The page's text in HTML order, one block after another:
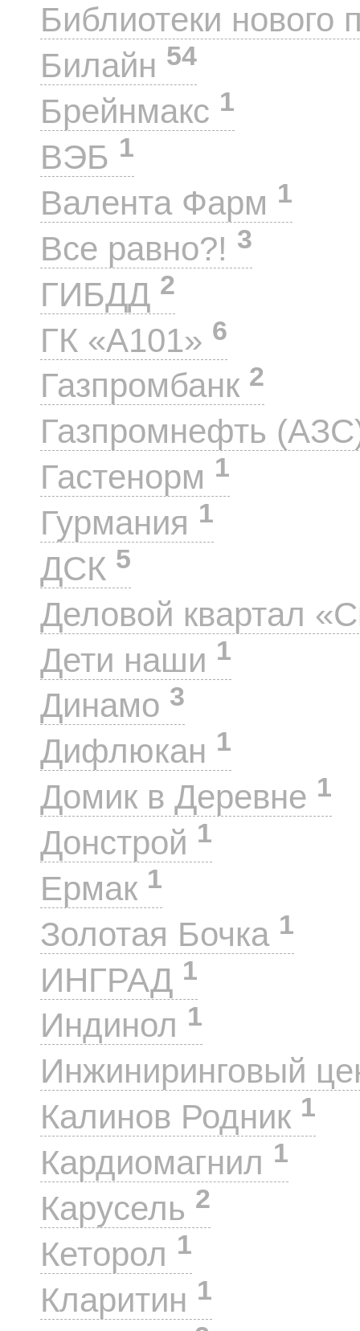
Библиотеки нового
Билайн 54
Брейнмакс 1
ВЭБ 1
Валента Фарм 1
Все равно?! 3
ГИБДД 2
ГК «А101» 6
Газпромбанк 2
Газпромнефть
Гастенорм 1
Гурмания 1
ДСК 5
Деловой квартал
Дети наши 1
Динамо 3
Дифлюкан 1
Домик в Деревне 1
Донстрой 1
Ермак 1
Золотая Бочка 1
ИНГРАД 1
Индинол 1
Инжиниринговый
Калинов Родник 1
Кардиомагнил 1
Карусель 2
Кеторол 1
Кларитин 1